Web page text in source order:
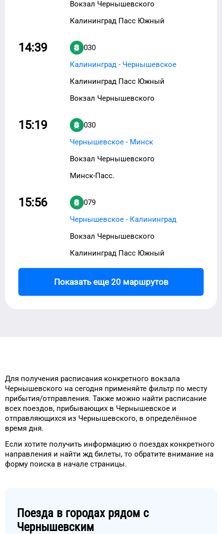
Вокзал Чернышевского
Калининград Пасс Южный
14:39
030
Калининград - Чернышевское
Калининград Пасс Южный
Вокзал Чернышевского
15:19
030
Чернышевское - Минск
Вокзал Чернышевского
Минск-Пасс.
15:56
079
Чернышевское - Калининград
Вокзал Чернышевского
Калининград Пасс Южный
Показать еще 20 маршрутов
Для получения расписания конкретного вокзала
Чернышевского на сегодня применяйте фильтр по месту
прибытия/отправления. Также можно найти расписание
всех поездов, прибывающих в Чернышевское и
отправляющихся из Чернышевского, в определённое
время дня.
Если хотите получить информацию о поездах конкретного
направления и найти жд билеты, то обратите внимание на
форму поиска в начале страницы.
Поезда в городах рядом с
Чернышевским